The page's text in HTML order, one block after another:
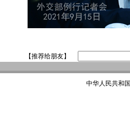
【推荐给朋友】
中华人民共和